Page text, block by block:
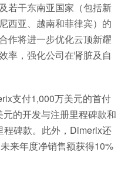
若干东南亚国家（包括新
西亚、越南和菲律宾）的
作将进一步优化云顶新耀
率，强化公司在肾脏及自
支付1,000万美元的首付
的开发与注册里程碑款和
碑款。此外，Dimerix还
来年度净销售额获得10%